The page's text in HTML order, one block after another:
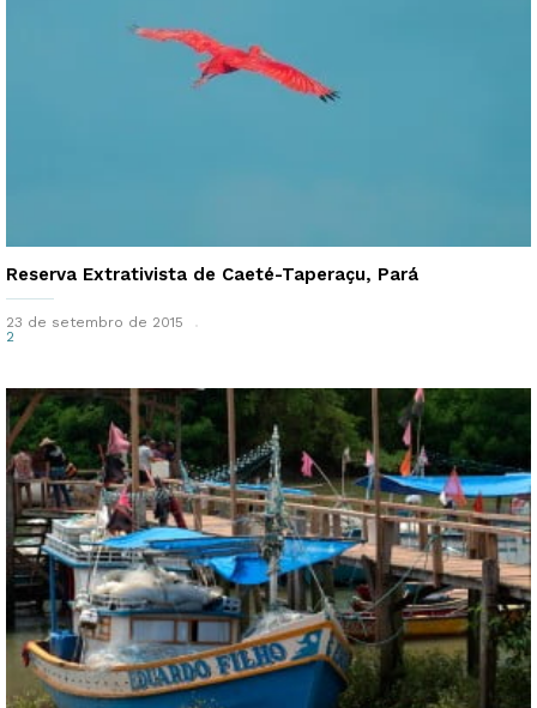
Reserva Extrativista de Caeté-Taperaçu, Pará
23 de setembro de 2015
2